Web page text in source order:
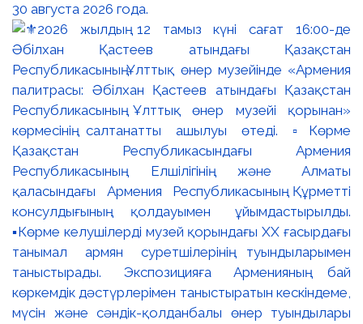
30 августа 2026 года.